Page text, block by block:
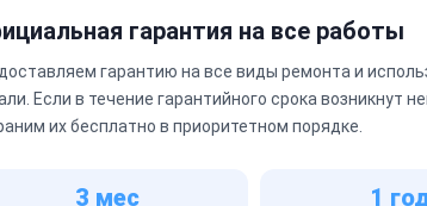
гарантия на все работы
гарантию на все виды ремонта и
Если в течение гарантийного срока возникнут
их бесплатно в приоритетном порядке.
3 мес 1